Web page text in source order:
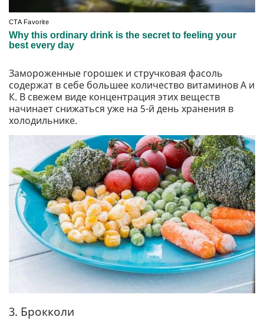
Замороженные горошек и стручковая фасоль
содержат в себе большее количество витаминов А и
К. В свежем виде концентрация этих веществ
начинает снижаться уже на 5-й день хранения в
холодильнике.
3. Брокколи